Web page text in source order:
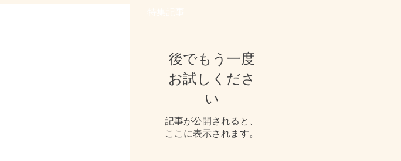
後でもう一度
お試しくださ
い
記事が公開されると、
ここに表示されます。